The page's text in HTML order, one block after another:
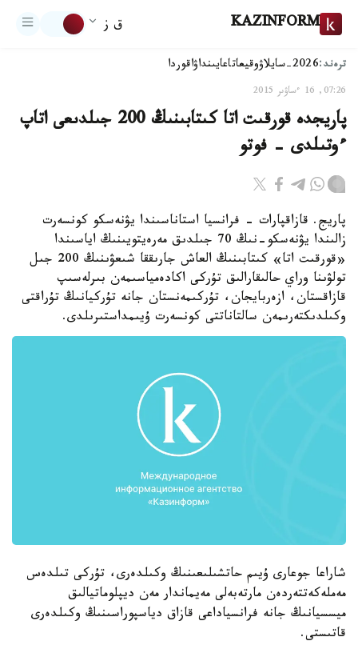
KAZINFORM ق ز
ترەند:2026-سايلاۋ وقيعاتاعايىنداۋاقوردا
07:26, 16 ءساۋىر 2015
پاريجدە قورقىت اتا كىتابىنىڭ 200 جىلدىعى اتاپ
ءوتىلدى - فوتو
پاريج. قازاقپارات - فرانسيا استاناسىندا يۋنەسكو كونسەرت
زالىندا يۋنەسكو-نىڭ 70 جىلدىق مەرەيتويىنىڭ اياسىندا
«قورقىت اتا» كىتابىنىڭ العاش جارىققا شىعۋىنىڭ 200 جىل
تولۋىنا وراي حالىقارالىق تۇركى اكادەمياسىمەن بىرلەسىپ
قازاقستان، ازەربايجان، تۇركىمەنستان جانە تۇركيانىڭ تۇراقتى
وكىلدىكتەرىمەن سالتاناتتى كونسەرت ۇيىمداستىرىلدى.
شاراعا جوعارى ۇيىم حاتشىلىعىنىڭ وكىلدەرى، تۇركى تىلدەس
مەملەكەتتەردەن مارتەبەلى مەيماندار مەن ديپلوماتيالىق
ميسسيانىڭ جانە فرانسياداعى قازاق دياسپوراسىنىڭ وكىلدەرى
قاتىستى.